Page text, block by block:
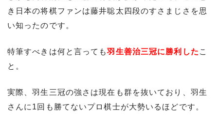
き日本の将棋ファンは藤井聡太四段のすさまじさを思
い知ったのです。
特筆すべきは何と言っても羽生善治三冠に勝利した こ
と。
実際、羽生三冠の強さは現在も群を抜いており、羽生
さんに1回も勝てないプロ棋士が大勢いるほどです。